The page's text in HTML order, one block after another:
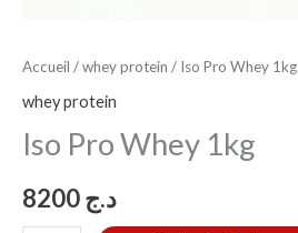
Accueil /whey protein / Iso Pro Whey 1kg
whey protein
Iso Pro Whey 1kg
د.ج